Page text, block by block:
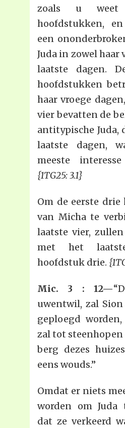
zoals u
hoofdstukken,
een
Juda in zowel haar
laatste dagen.
hoofdstukken
haar vroege
vier bevatten de
antitypische Juda,
laatste dagen,
meeste
{1TG25: 3.1}
Om de eerste
van Micha te
laatste vier,
met het
hoofdstuk drie.
Mic. 3 : 12—
uwentwil, zal
geploegd
zal tot steenhopen
berg dezes
eens wouds.”
Omdat er niets
worden om Juda
dat ze verkeerd